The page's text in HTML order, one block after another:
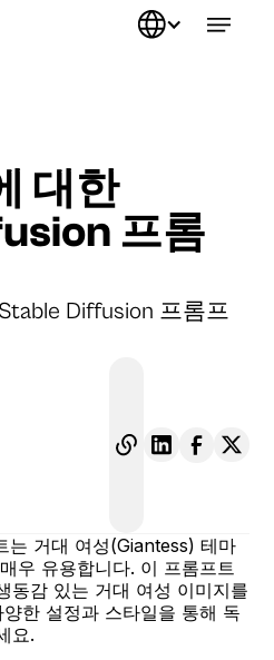
대한
프롬
거대 여성(Giantess) 테마
우 유용합니다. 이 프롬프트
동감 있는 거대 여성 이미지를
한 설정과 스타일을 통해 독
요.